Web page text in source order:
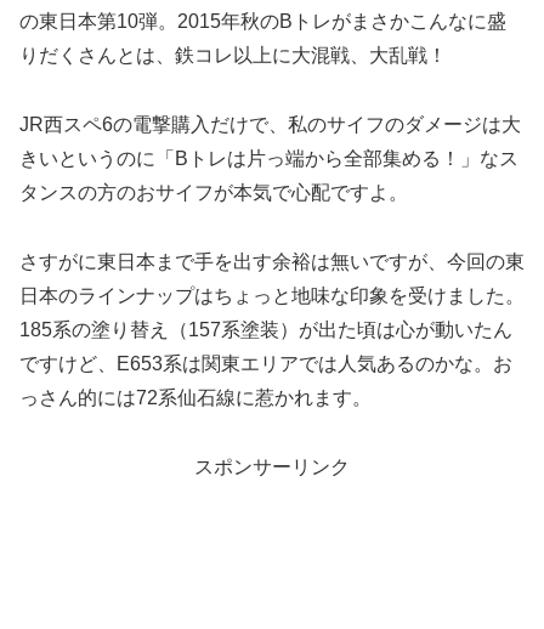
の東日本第10弾。2015年秋のBトレがまさかこんなに盛
りだくさんとは、鉄コレ以上に大混戦、大乱戦！
JR西スペ6の電撃購入だけで、私のサイフのダメージは大
きいというのに「Bトレは片っ端から全部集める！」なス
タンスの方のおサイフが本気で心配ですよ。
さすがに東日本まで手を出す余裕は無いですが、今回の東
日本のラインナップはちょっと地味な印象を受けました。
185系の塗り替え（157系塗装）が出た頃は心が動いたん
ですけど、E653系は関東エリアでは人気あるのかな。お
っさん的には72系仙石線に惹かれます。
スポンサーリンク